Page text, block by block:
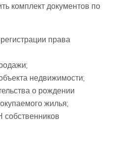
комплект документов по
права
недвижимости;
о рождении
жилья;